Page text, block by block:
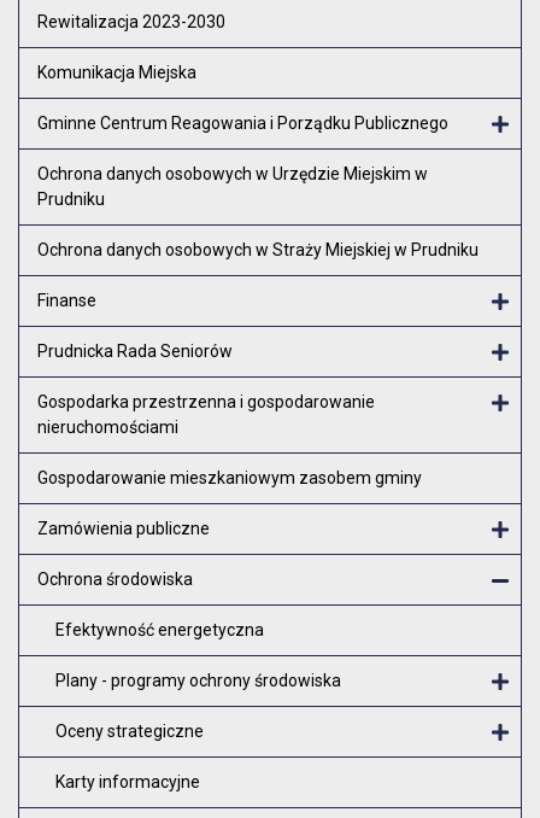
Rewitalizacja 2023-2030
Komunikacja Miejska
Gminne Centrum Reagowania i Porządku Publicznego
Ochrona danych osobowych w Urzędzie Miejskim w
Prudniku
Ochrona danych osobowych w Straży Miejskiej w Prudniku
Finanse
Prudnicka Rada Seniorów
Gospodarka przestrzenna i gospodarowanie
nieruchomościami
Gospodarowanie mieszkaniowym zasobem gminy
Zamówienia publiczne
Ochrona środowiska
Efektywność energetyczna
Plany - programy ochrony środowiska
Oceny strategiczne
Karty informacyjne